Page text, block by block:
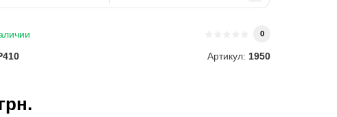
0
Артикул: 1950